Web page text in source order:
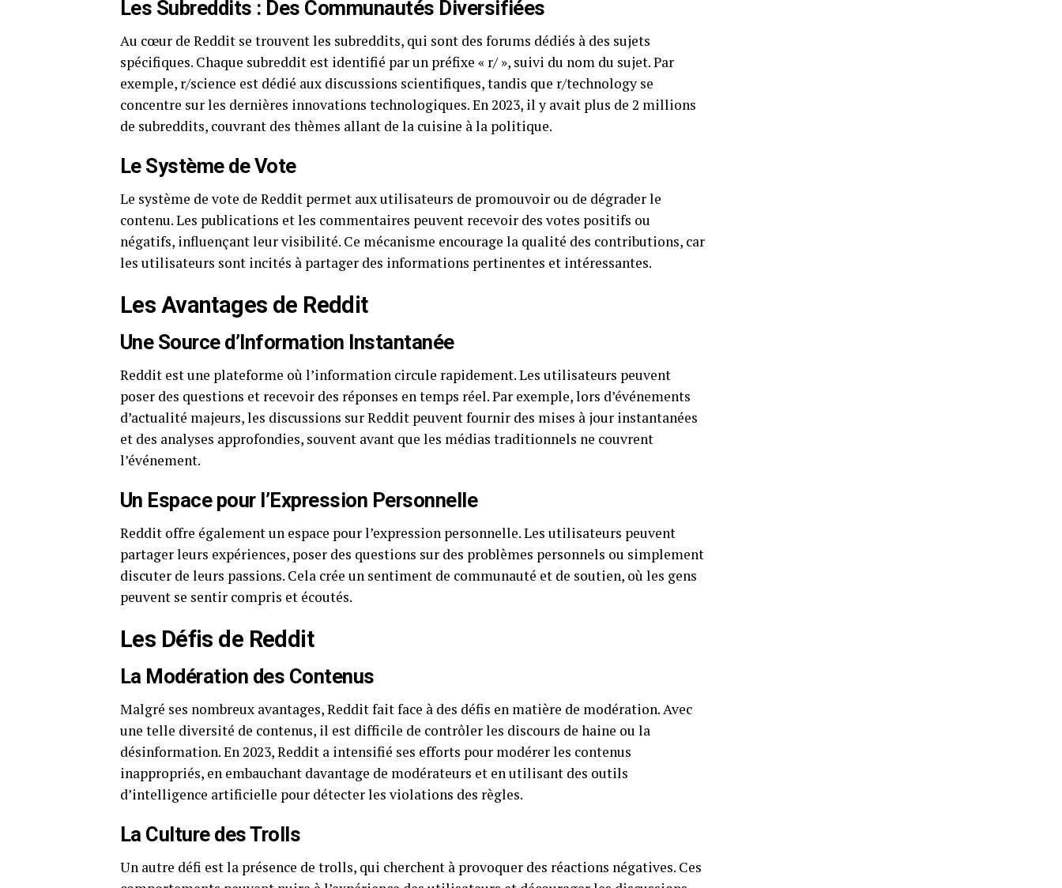
Les Subreddits : Des Communautés Diversifiées
Au cœur de Reddit se trouvent les subreddits, qui sont des forums dédiés à des sujets
spécifiques. Chaque subreddit est identifié par un préfixe « r/ », suivi du nom du sujet. Par
exemple, r/science est dédié aux discussions scientifiques, tandis que r/technology se
concentre sur les dernières innovations technologiques. En 2023, il y avait plus de 2 millions
de subreddits, couvrant des thèmes allant de la cuisine à la politique.
Le Système de Vote
Le système de vote de Reddit permet aux utilisateurs de promouvoir ou de dégrader le
contenu. Les publications et les commentaires peuvent recevoir des votes positifs ou
négatifs, influençant leur visibilité. Ce mécanisme encourage la qualité des contributions, car
les utilisateurs sont incités à partager des informations pertinentes et intéressantes.
Les Avantages de Reddit
Une Source d’Information Instantanée
Reddit est une plateforme où l’information circule rapidement. Les utilisateurs peuvent
poser des questions et recevoir des réponses en temps réel. Par exemple, lors d’événements
d’actualité majeurs, les discussions sur Reddit peuvent fournir des mises à jour instantanées
et des analyses approfondies, souvent avant que les médias traditionnels ne couvrent
l’événement.
Un Espace pour l’Expression Personnelle
Reddit offre également un espace pour l’expression personnelle. Les utilisateurs peuvent
partager leurs expériences, poser des questions sur des problèmes personnels ou simplement
discuter de leurs passions. Cela crée un sentiment de communauté et de soutien, où les gens
peuvent se sentir compris et écoutés.
Les Défis de Reddit
La Modération des Contenus
Malgré ses nombreux avantages, Reddit fait face à des défis en matière de modération. Avec
une telle diversité de contenus, il est difficile de contrôler les discours de haine ou la
désinformation. En 2023, Reddit a intensifié ses efforts pour modérer les contenus
inappropriés, en embauchant davantage de modérateurs et en utilisant des outils
d’intelligence artificielle pour détecter les violations des règles.
La Culture des Trolls
Un autre défi est la présence de trolls, qui cherchent à provoquer des réactions négatives. Ces